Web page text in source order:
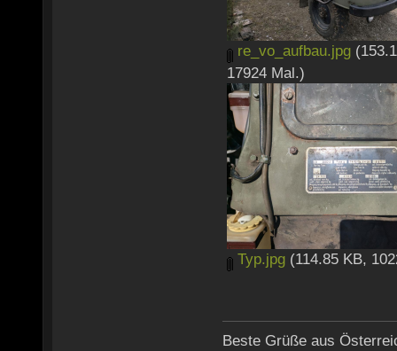
re_vo_aufbau.jpg
17924 Mal.)
Typ.jpg (114.85 KB,
Beste Grüße aus